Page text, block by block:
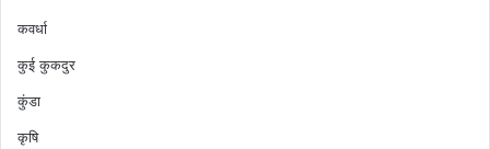
कवर्धा
कुई कुकदुर
कुंडा
कृषि